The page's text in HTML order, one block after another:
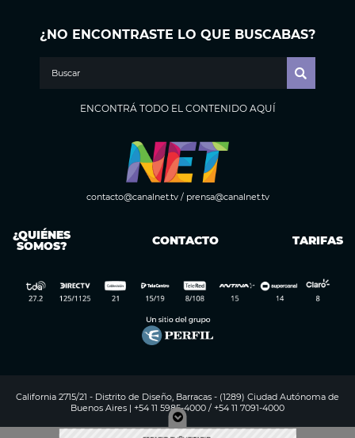
¿NO ENCONTRASTE LO QUE BUSCABAS?
ENCONTRÁ TODO EL CONTENIDO AQUÍ
contacto@canalnet.tv/ prensa@canalnet.tv
¿QUIÉNES
SOMOS? CONTACTO TARIFAS
California 2715/21 - Distrito de Diseño, Barracas - (1289) Ciudad Autónoma de
Buenos Aires | +54 11 5985-4000 / +54 11 7091-4000